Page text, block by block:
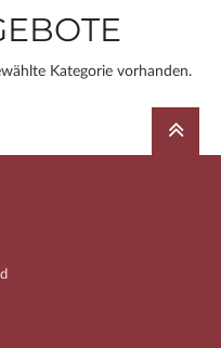
Kategorie vorhanden.